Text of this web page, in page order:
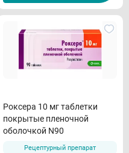
Роксера 10 мг таблетки
покрытые пленочной
оболочкой N90
Рецептурный препарат